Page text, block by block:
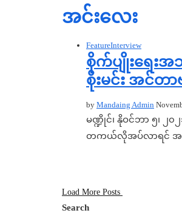
အင်းလေး
FeatureInterview
စိုက်ပျိုးရေး
စိုးမင်း အင်တာ
by Mandaing Admin
မဏ္ဍိုင်၊ နိုဝင်ဘာ ၅၊ ၂
တကယ်လိုအပ်လာရင် အကြ
Load More Posts
Search